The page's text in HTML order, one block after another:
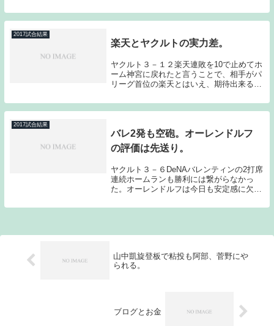
もったいなかったが、これでも勝ち星が付
かないのはちょっと辛い。先発の原樹理
2017試合結果
楽天とヤクルトの実力差。
ヤクルト３－１２楽天連敗を10で止めてホ
ーム神宮に戻れたと言うことで、相手がパ
リーグ首位の楽天とはいえ、期待出来る部
まれてしまい惨敗に終わってしまった。こ
れが今の楽天とヤクルトの実力差である。
2017試合結果
バレ2発も空砲。オーレンドルフ
の評価は先送り。
ヤクルト３－６DeNAバレンティンの2打席
連続ホームランも勝利には繋がらなかっ
た。オーレンドルフは今日も安定感に欠け
を許しても粘れたのだが、今日は粘り切れ
山中凱旋登板で粘投も阿部、菅野にや
られる。
ブログとお金